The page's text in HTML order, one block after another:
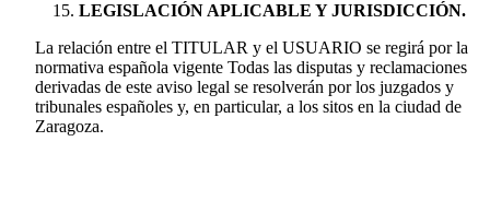
LEGISLACIÓN APLICABLE Y JURISDICCIÓN.
La relación entre el TITULAR y el USUARIO se regirá por la
normativa española vigente Todas las disputas y reclamaciones
derivadas de este aviso legal se resolverán por los juzgados y
tribunales españoles y, en particular, a los sitos en la ciudad de
Zaragoza.